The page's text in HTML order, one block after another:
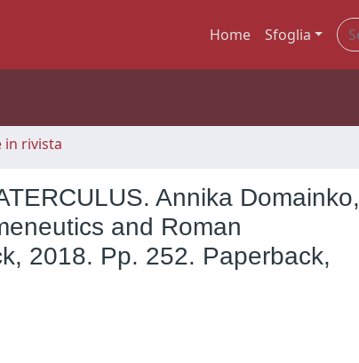
Home Sfoglia
in rivista
Annika Domainko,
and Roman
2018. Pp. 252. Paperback,